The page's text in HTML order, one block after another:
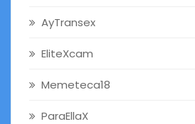
AyTransex
EliteXcam
Memeteca18
ParaEllaX